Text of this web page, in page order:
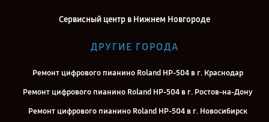
Сервисный центр в Нижнем Новгороде
ДРУГИЕ ГОРОДА
Ремонт цифрового пианино Roland HP-504 в г. Краснодар
Ремонт цифрового пианино Roland HP-504 в г. Ростов-на-Дону
Ремонт цифрового пианино Roland HP-504 в г. Новосибирск